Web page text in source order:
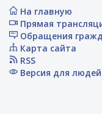
На главную
Прямая
Обращения
Карта сайта
RSS
Версия для